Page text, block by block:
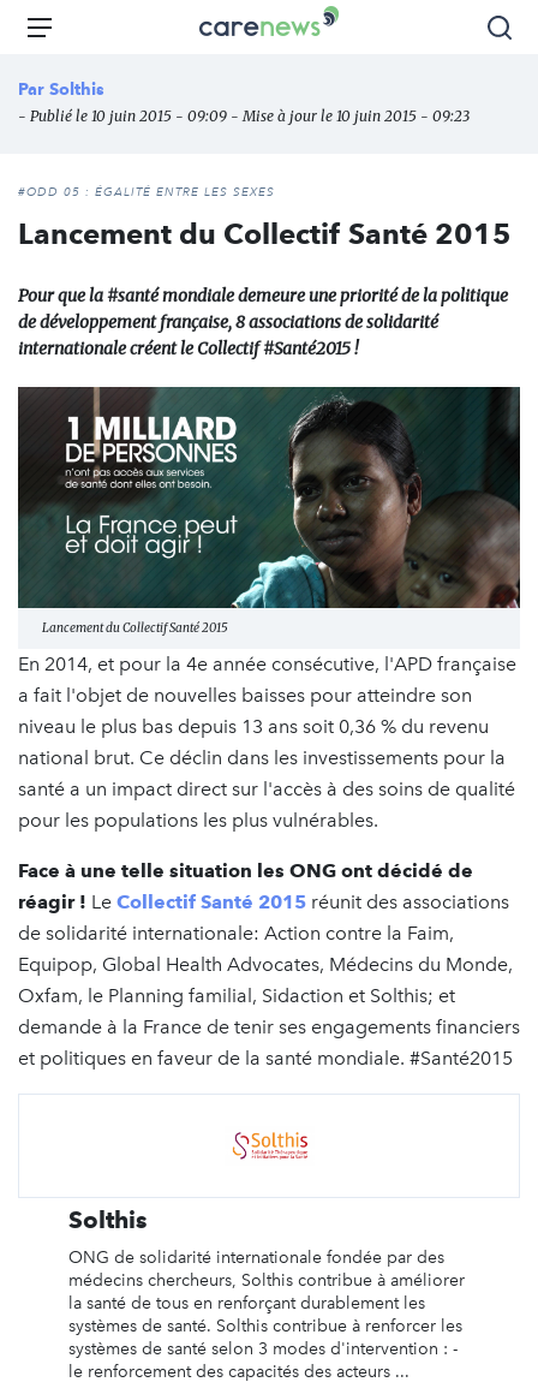
Aller
principal
Carenews,
des
l'engagement
Menu
Par Solthis
- Publié le 10 juin 2015 - 09:09 - Mise à jour le 10 juin 2015 - 09:23
#ODD 05 : ÉGALITÉ ENTRE LES SEXES
Lancement du Collectif Santé 2015
Pour que la #santé mondiale demeure une priorité de la politique
de développement française, 8 associations de solidarité
internationale créent le Collectif #Santé2015 !
Lancement du Collectif Santé 2015
En 2014, et pour la 4e année consécutive, l'APD française
a fait l'objet de nouvelles baisses pour atteindre son
niveau le plus bas depuis 13 ans soit 0,36 % du revenu
national brut. Ce déclin dans les investissements pour la
santé a un impact direct sur l'accès à des soins de qualité
pour les populations les plus vulnérables.
Face à une telle situation les ONG ont décidé de
réagir ! Le Collectif Santé 2015 réunit des associations
de solidarité internationale: Action contre la Faim,
Equipop, Global Health Advocates, Médecins du Monde,
Oxfam, le Planning familial, Sidaction et Solthis; et
demande à la France de tenir ses engagements financiers
et politiques en faveur de la santé mondiale. #Santé2015
Solthis
ONG de solidarité internationale fondée par des
médecins chercheurs, Solthis contribue à améliorer
la santé de tous en renforçant durablement les
systèmes de santé. Solthis contribue à renforcer les
systèmes de santé selon 3 modes d'intervention : -
le renforcement des capacités des acteurs ...